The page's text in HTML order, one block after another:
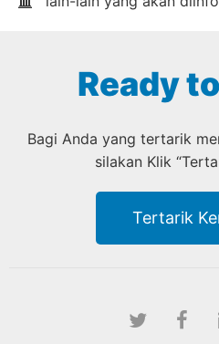
Ready
Bagi Anda yang tertarik
silakan Klik
Tertarik